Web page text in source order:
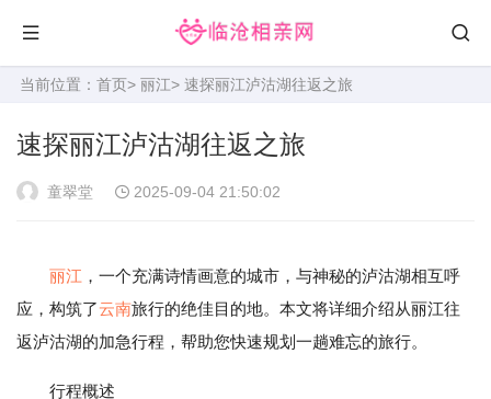
当前位置： 首页> 丽江> 速探丽江泸沽湖往返之旅
速探丽江泸沽湖往返之旅
童翠堂 2025-09-04 21:50:02
丽江 ，一个充满诗情画意的城市，与神秘的泸沽湖相互呼
应，构筑了云南旅行的绝佳目的地。本文将详细介绍从丽江往
返泸沽湖的加急行程，帮助您快速规划一趟难忘的旅行。
行程概述